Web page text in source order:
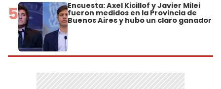
5 Encuesta: Axel Kicillof y Javier Milei
fueron medidos en la Provincia de
Buenos Aires y hubo un claro ganador